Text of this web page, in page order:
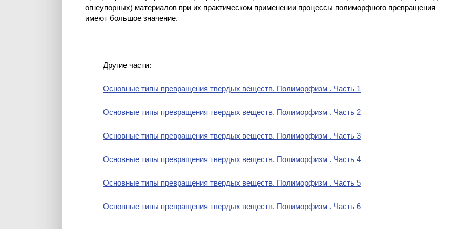
огнеупорных) материалов при их практическом применении процессы полиморфного превращения
имеют большое значение.
Другие части:
Основные типы превращения твердых веществ. Полиморфизм . Часть 1
Основные типы превращения твердых веществ. Полиморфизм . Часть 2
Основные типы превращения твердых веществ. Полиморфизм . Часть 3
Основные типы превращения твердых веществ. Полиморфизм . Часть 4
Основные типы превращения твердых веществ. Полиморфизм . Часть 5
Основные типы превращения твердых веществ. Полиморфизм . Часть 6